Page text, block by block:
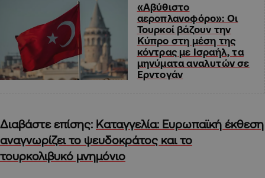
«Αβύθιστο
αεροπλανοφόρο»: Οι
Τουρκοί βάζουν την
Κύπρο στη μέση της
κόντρας με Ισραήλ, τα
μηνύματα αναλυτών σε
Ερντογάν
Διαβάστε επίσης: Καταγγελία: Eυρωπαϊκή έκθεση
αναγνωρίζει το ψευδοκράτος και το
τουρκολιβυκό μνημόνιο